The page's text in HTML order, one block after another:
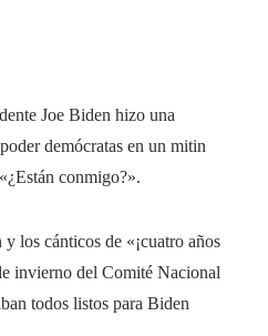
Joe Biden hizo una
demócratas en un mitin
conmigo?».
los cánticos de «¡cuatro años
invierno del Comité Nacional
todos listos para Biden